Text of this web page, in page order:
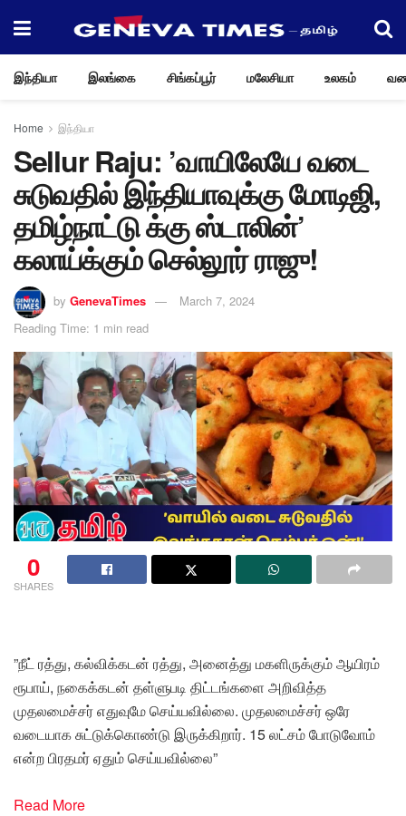
இந்தியா இலங்கை சிங்கப்பூர் மலேசியா உலகம்
Home இந்தியா
Sellur Raju: ’வாயிலேயே வடை
சுடுவதில் இந்தியாவுக்கு மோடிஜி,
தமிழ்நாட்டு க்கு ஸ்டாலின்’
கலாய்க்கும் செல்லூர் ராஜு!
by GenevaTimes
March 7, 2024
Reading Time: 1 min read
0
SHARES
”நீட் ரத்து, கல்விக்கடன் ரத்து, அனைத்து மகளிருக்கும் ஆயிரம்
ரூபாய், நகைக்கடன் தள்ளுபடி திட்டங்களை அறிவித்த
முதலமைச்சர் எதுவுமே செய்யவில்லை. முதலமைச்சர் ஒரே
வடையாக சுட்டுக்கொண்டு இருக்கிறார். 15 லட்சம் போடுவோம்
என்ற பிரதமர் ஏதும் செய்யவில்லை”
Read More